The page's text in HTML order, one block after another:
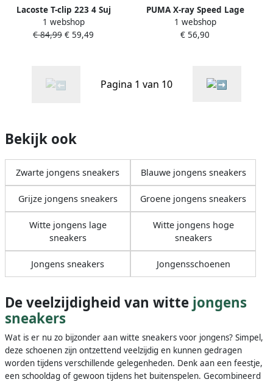
Lacoste T-clip 223 4 Suj
Basketball Schoenen white
navy maat: 37 beschikbare
1 webshop
€ 84,99 € 59,49
PUMA X-ray Speed Lage
sneakers Jongens Kids Wit
1 webshop
€ 56,90
Pagina 1 van 10
Bekijk ook
Zwarte jongens sneakers Blauwe jongens sneakers
Grijze jongens sneakers Groene jongens sneakers
Witte jongens lage
sneakers
Witte jongens hoge
sneakers
Jongens sneakers Jongensschoenen
De veelzijdigheid van witte jongens
sneakers
Wat is er nu zo bijzonder aan witte sneakers voor jongens? Simpel,
deze schoenen zijn ontzettend veelzijdig en kunnen gedragen
worden tijdens verschillende gelegenheden. Denk aan een feestje,
een schooldag of gewoon tijdens het buitenspelen. Gecombineerd